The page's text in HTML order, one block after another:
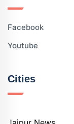
Facebook
Youtube
Cities